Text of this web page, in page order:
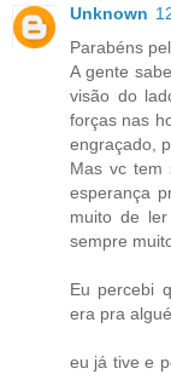
Unknown
Parabéns
A gente
visão do
forças nas
engraçado,
Mas vc tem
esperança
muito de
sempre
Eu percebi
era pra
eu já tive e